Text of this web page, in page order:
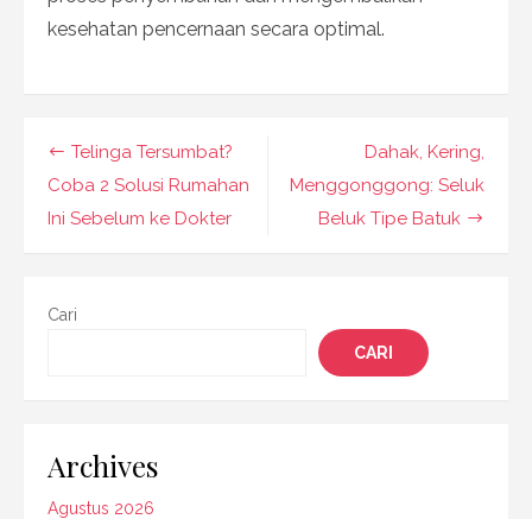
kesehatan pencernaan secara optimal.
Navigasi
pos
Dahak, Kering,
Menggonggong: Seluk
Beluk Tipe Batuk
Telinga Tersumbat?
Coba 2 Solusi Rumahan
Ini Sebelum ke Dokter
Cari
CARI
Archives
Agustus 2026